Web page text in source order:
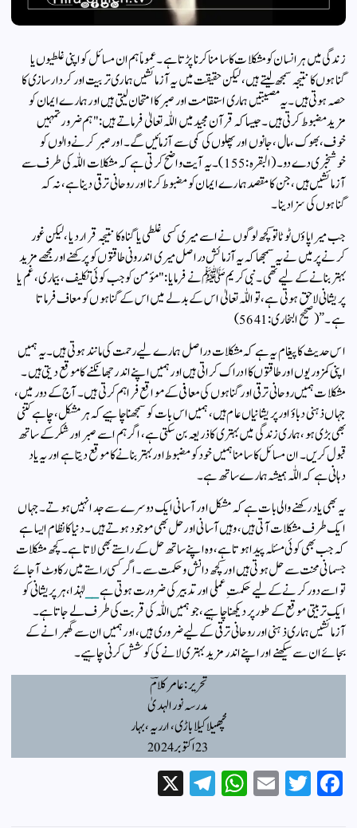
زندگی میں ہر انسان کو مشکلات کا سامنا کرنا پڑتا ہے۔ عموماً ہم ان مسائل کو اپنی غلطیوں یا
گناہوں کا نتیجہ سمجھ لیتے ہیں، لیکن حقیقت میں یہ آزمائشیں ہماری تربیت اور کردار سازی کا
حصہ ہوتی ہیں۔ یہ مصیبتیں ہماری استقامت اور صبر کا امتحان لیتی ہیں اور ہمارے ایمان کو
مزید مضبوط کرتی ہیں۔ جیسا کہ قرآن مجید میں اللّٰہ تعالیٰ فرماتے ہیں: "ہم ضرور تمہیں
خوف، بھوک، مال، جانوں اور پھلوں کی کمی سے آزمائیں گے۔ اور صبر کرنے والوں کو
خوشخبری دے دو۔ (البقرہ:155) ۔ یہ آیت واضح کرتی ہے کہ مشکلات اللّٰہ کی طرف سے
آزمائشیں ہیں، جن کا مقصد ہمارے ایمان کو مضبوط کرنا اور روحانی ترقی دینا ہے، نہ کہ
گناہوں کی سزا دینا۔
جب میرا پاؤں ٹوٹا تو کچھ لوگوں نے اسے میری کسی غلطی یا گناہ کا نتیجہ قرار دیا، لیکن غور
کرنے پر میں نے یہ سمجھا کہ یہ آزمائش دراصل میری اندرونی طاقتوں کو پرکھنے اور مجھے مزید
بہتر بنانے کے لیے تھی۔ نبی کریم ﷺ نے فرمایا: "مؤمن کو جب کوئی تکلیف، بیماری، غم یا
پریشانی لاحق ہوتی ہے، تو اللّٰہ تعالیٰ اس کے بدلے میں اس کے گناہوں کو معاف فرماتا
ہے۔” (صحیح البخاری: 5641)
اس حدیث کا پیغام یہ ہے کہ مشکلات دراصل ہمارے لیے رحمت کی مانند ہوتی ہیں۔ یہ ہمیں
اپنی کمزوریوں اور طاقتوں کا ادراک کراتی ہیں اور ہمیں اپنے اندر جھانکنے کا موقع دیتی ہیں۔
مشکلات ہمیں روحانی ترقی اور گناہوں کی معافی کے مواقع فراہم کرتی ہیں۔ آج کے دور میں،
جہاں ذہنی دباؤ اور پریشانیاں عام ہیں، ہمیں اس بات کو سمجھنا چاہیے کہ ہر مشکل، چاہے کتنی
بھی بڑی ہو، ہماری زندگی میں بہتری کا ذریعہ بن سکتی ہے، اگر ہم اسے صبر اور شکر کے ساتھ
قبول کریں۔ ان مسائل کا سامنا ہمیں خود کو مضبوط اور بہتر بنانے کا موقع دیتا ہے اور یہ یاد
دہانی ہے کہ اللّٰہ ہمیشہ ہمارے ساتھ ہے۔
یہ بھی یاد رکھنے والی بات ہے کہ مشکل اور آسانی ایک دوسرے سے جدا نہیں ہوتے۔ جہاں
ایک طرف مشکلات آتی ہیں، وہیں آسانی اور حل بھی موجود ہوتے ہیں۔ دنیا کا نظام ایسا ہے
کہ جب بھی کوئی مسئلہ پیدا ہوتا ہے، وہ اپنے ساتھ حل کے راستے بھی لاتا ہے۔ کچھ مشکلات
جسمانی محنت سے حل ہوتی ہیں اور کچھ دانش و حکمت سے۔ اگر کسی راستے میں رکاوٹ آ جائے
تو اسے دور کرنے کے لیے حکمتِ عملی اور تدبیر کی ضرورت ہوتی ہے__لہٰذا، ہر پریشانی کو
ایک تربیتی موقع کے طور پر دیکھنا چاہیے، جو ہمیں اللّٰہ کی قربت کی طرف لے جاتا ہے۔
آزمائشیں ہماری ذہنی اور روحانی ترقی کے لیے ضروری ہیں، اور ہمیں ان سے گھبرانے کے
بجائے ان سے سیکھنے اور اپنے اندر مزید بہتری لانے کی کوشش کرنی چاہیے۔
تحریر: عامر کلامؔ
مدرسہ نور الہدیٰ
مچھیلا کیلاباڑی، ارریہ، بہار
23 اکتوبر 2024
Fa
ce
T
wi
E
m
W
ha
Te
le